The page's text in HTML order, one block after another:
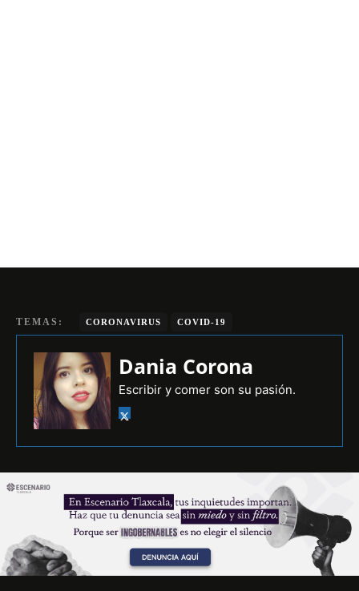
TEMAS: CORONAVIRUS COVID-19
Dania Corona
Escribir y comer son su pasión.